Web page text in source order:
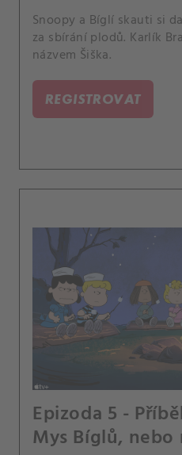
Snoopy a Bíglí skauti si
za sbírání plodů. Karlík
názvem Šiška.
REGISTROVAT
Epizoda 5 -
Mys Bíglů, nebo